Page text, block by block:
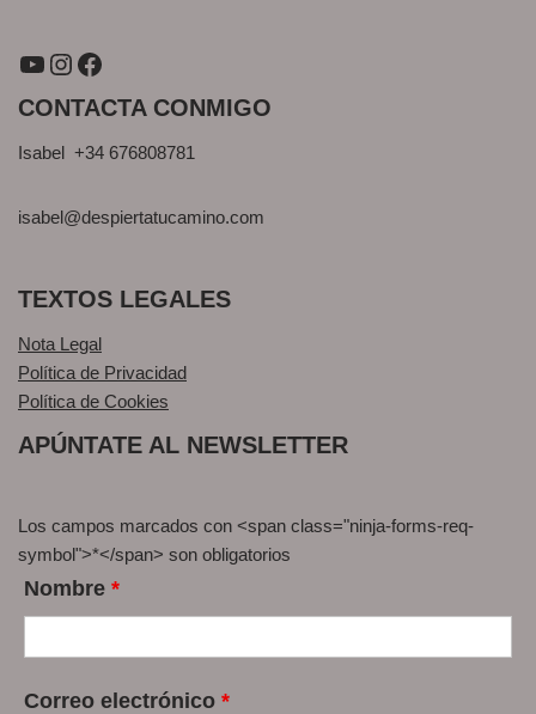
CONTACTA CONMIGO
Isabel +34 676808781
isabel@despiertatucamino.com
TEXTOS LEGALES
Nota Legal
Política de Privacidad
Política de Cookies
APÚNTATE AL NEWSLETTER
Los campos marcados con <span class="ninja-forms-req-
symbol">*</span> son obligatorios
Nombre *
Correo electrónico *